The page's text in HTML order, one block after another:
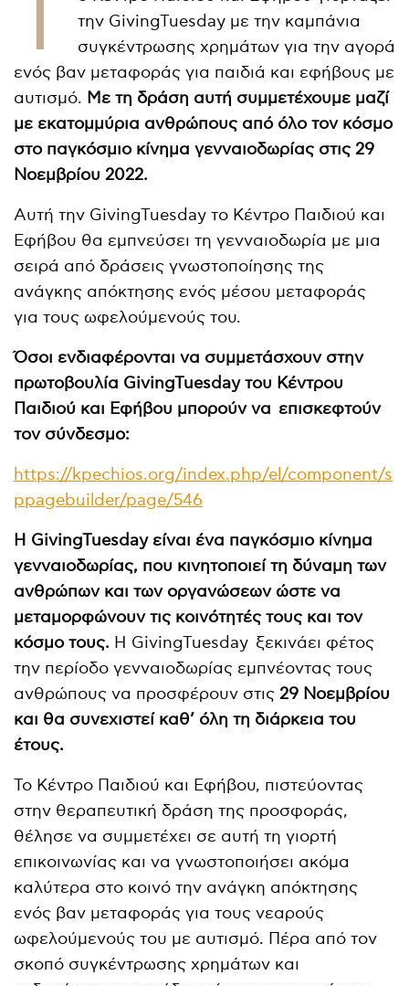
Τ
την GivingTuesday με την καμπάνια
συγκέντρωσης χρημάτων για την αγορά
ενός βαν μεταφοράς για παιδιά και εφήβους με
αυτισμό. Με τη δράση αυτή συμμετέχουμε μαζί
με εκατομμύρια ανθρώπους από όλο τον κόσμο
στο παγκόσμιο κίνημα γενναιοδωρίας στις 29
Νοεμβρίου 2022.
Αυτή την GivingTuesday το Κέντρο Παιδιού και
Εφήβου θα εμπνεύσει τη γενναιοδωρία με μια
σειρά από δράσεις γνωστοποίησης της
ανάγκης απόκτησης ενός μέσου μεταφοράς
για τους ωφελούμενούς του.
Όσοι ενδιαφέρονται να συμμετάσχουν στην
πρωτοβουλία GivingTuesday του Κέντρου
Παιδιού και Εφήβου μπορούν να επισκεφτούν
τον σύνδεσμο:
https://kpechios.org/index.php/el/component/s
ppagebuilder/page/546
Η GivingTuesday είναι ένα παγκόσμιο κίνημα
γενναιοδωρίας, που κινητοποιεί τη δύναμη των
ανθρώπων και των οργανώσεων ώστε να
μεταμορφώνουν τις κοινότητές τους και τον
κόσμο τους. Η GivingTuesday ξεκινάει φέτος
την περίοδο γενναιοδωρίας εμπνέοντας τους
ανθρώπους να προσφέρουν στις29 Νοεμβρίου
και θα συνεχιστεί καθ’ όλη τη διάρκεια του
έτους.
Το Κέντρο Παιδιού και Εφήβου, πιστεύοντας
στην θεραπευτική δράση της προσφοράς,
θέλησε να συμμετέχει σε αυτή τη γιορτή
επικοινωνίας και να γνωστοποιήσει ακόμα
καλύτερα στο κοινό την ανάγκη απόκτησης
ενός βαν μεταφοράς για τους νεαρούς
ωφελούμενούς του με αυτισμό. Πέρα από τον
σκοπό συγκέντρωσης χρημάτων και